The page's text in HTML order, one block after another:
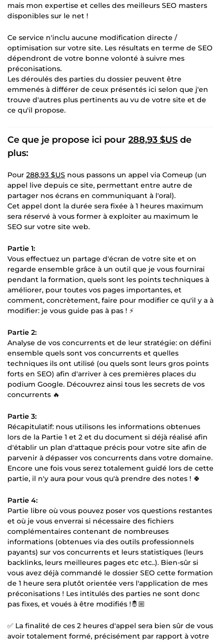
mais mon expertise et celles des meilleurs SEO masters
disponibles sur le net !
Ce service n'inclu aucune modification directe /
optimisation sur votre site. Les résultats en terme de SEO
dépendront de votre bonne volonté à suivre mes
préconisations.
Les déroulés des parties du dossier peuvent être
emmenés à différer de ceux présentés ici selon que j'en
trouve d'autres plus pertinents au vu de votre site et de
ce qu'il propose.
Ce que je propose ici pour 288,93 $US de
plus:
Pour 288,93 $US nous passons un appel via Comeup (un
appel live depuis ce site, permettant entre autre de
partager nos écrans en communiquant à l'oral).
Cet appel dont la durée sera fixée à 1 heures maximum
sera réservé à vous former à exploiter au maximum le
SEO sur votre site web.
Partie 1:
Vous effectuez un partage d'écran de votre site et on
regarde ensemble grâce à un outil que je vous fournirai
pendant la formation, quels sont les points techniques à
améliorer, pour toutes vos pages importantes, et
comment, concrètement, faire pour modifier ce qu'il y a à
modifier: je vous guide pas à pas ! ⚡️
Partie 2:
Analyse de vos concurrents et de leur stratégie: on défini
ensemble quels sont vos concurrents et quelles
techniques ils ont utilisé (ou quels sont leurs gros points
forts en SEO) afin d'arriver à ces premières places du
podium Google. Découvrez ainsi tous les secrets de vos
concurrents 🔥
Partie 3:
Récapitulatif: nous utilisons les informations obtenues
lors de la Partie 1 et 2 et du document si déjà réalisé afin
d'établir un plan d'attaque précis pour votre site afin de
parvenir à dépasser vos concurrents dans votre domaine.
Encore une fois vous serez totalement guidé lors de cette
partie, il n'y aura pour vous qu'à prendre des notes ! 🍀
Partie 4:
Partie libre où vous pouvez poser vos questions restantes
et où je vous enverrai si nécessaire des fichiers
complémentaires contenant de nombreuses
informations (obtenues via des outils professionnels
payants) sur vos concurrents et leurs statistiques (leurs
backlinks, leurs meilleures pages etc etc..). Bien-sûr si
vous avez déjà commandé le dossier SEO cette formation
de 1 heure sera plutôt orientée vers l'application de mes
préconisations ! Les intitulés des parties ne sont donc
pas fixes, et voués à être modifiés !🤴🏼
✅ La finalité de ces 2 heures d'appel sera bien sûr de vous
avoir totalement formé, précisément par rapport à votre